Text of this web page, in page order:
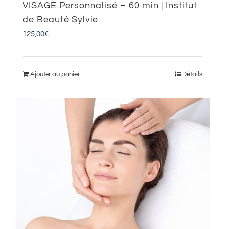
VISAGE Personnalisé – 60 min | Institut
de Beauté Sylvie
125,00€
Ajouter au panier Détails